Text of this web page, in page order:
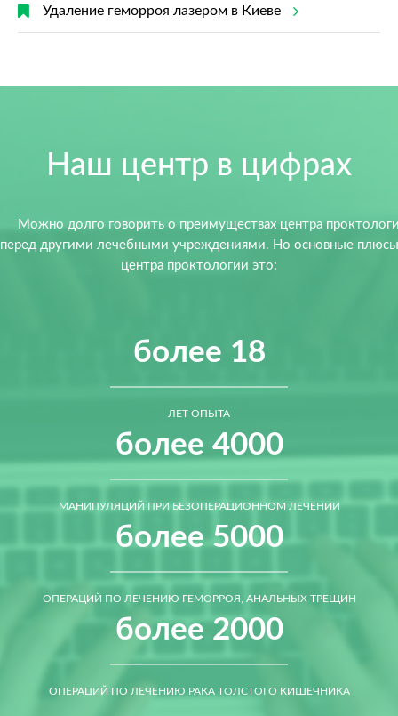
Удаление геморроя лазером в Киеве
Наш центр в цифрах
Можно долго говорить о преимуществах центра
перед другими лечебными учреждениями. Но основные плюсы
центра проктологии это:
более 18
ЛЕТ ОПЫТА
более 4000
МАНИПУЛЯЦИЙ ПРИ БЕЗОПЕРАЦИОННОМ ЛЕЧЕНИИ
более 5000
ОПЕРАЦИЙ ПО ЛЕЧЕНИЮ ГЕМОРРОЯ, АНАЛЬНЫХ ТРЕЩИН
более 2000
ОПЕРАЦИЙ ПО ЛЕЧЕНИЮ РАКА ТОЛСТОГО КИШЕЧНИКА